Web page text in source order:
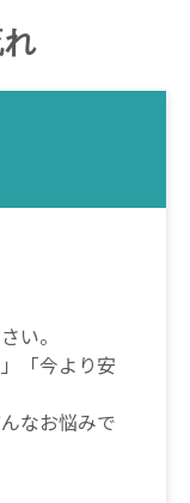
い。
「今より安
なお悩みで